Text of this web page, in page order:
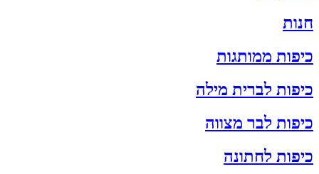
חנות
כיפות ממותגות
כיפות לברית מילה
כיפות לבר מצווה
כיפות לחתונה